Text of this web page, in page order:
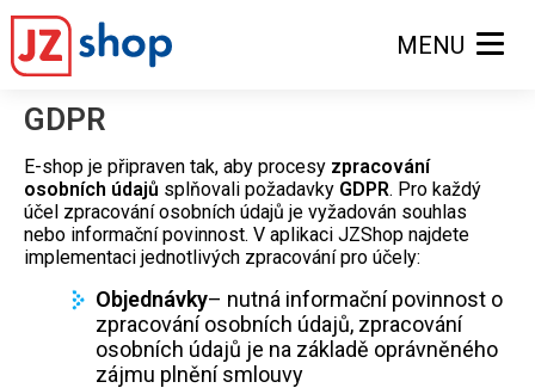
MENU
GDPR
E-shop je připraven tak, aby procesy zpracování
osobních údajů splňovali požadavky GDPR. Pro každý
účel zpracování osobních údajů je vyžadován souhlas
nebo informační povinnost. V aplikaci JZShop najdete
implementaci jednotlivých zpracování pro účely:
Objednávky– nutná informační povinnost o
zpracování osobních údajů, zpracování
osobních údajů je na základě oprávněného
zájmu plnění smlouvy